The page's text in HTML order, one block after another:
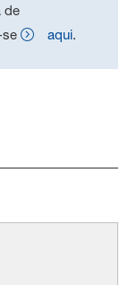
de
aqui.